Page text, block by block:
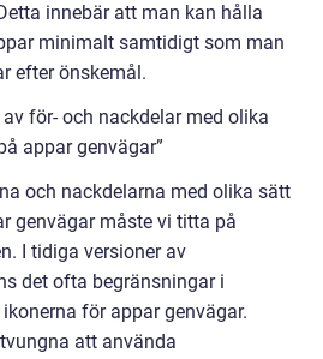
innebär att man kan hålla
minimalt samtidigt som man
efter önskemål.
för- och nackdelar med olika
appar genvägar”
och nackdelarna med olika sätt
genvägar måste vi titta på
I tidiga versioner av
det ofta begränsningar i
för appar genvägar.
att använda